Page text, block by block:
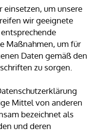
einsetzen, um unsere
wir geeignete
Maßnahmen, um für
Daten gemäß den
zu sorgen.
Mittel von anderen
bezeichnet als
und deren